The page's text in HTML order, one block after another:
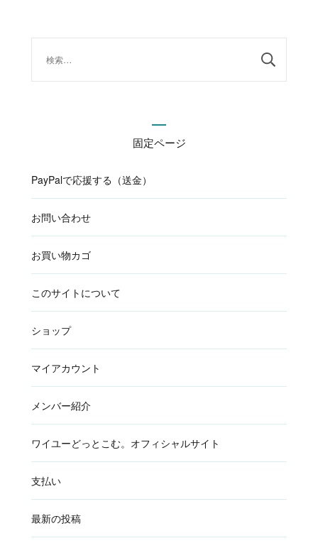
固定ページ
PayPalで応援する（送金）
お問い合わせ
お買い物カゴ
このサイトについて
ショップ
マイアカウント
メンバー紹介
ワイユーどっとこむ。オフィシャルサイト
支払い
最新の投稿